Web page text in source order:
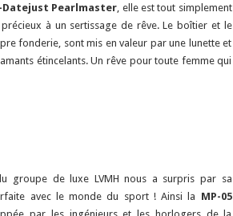
Datejust Pearlmaster , elle est tout simplement
à un sertissage de rêve. Le boîtier et le
fonderie, sont mis en valeur par une lunette et
étincelants. Un rêve pour toute femme qui
groupe de luxe LVMH nous a surpris par sa
avec le monde du sport ! Ainsi la MP-05